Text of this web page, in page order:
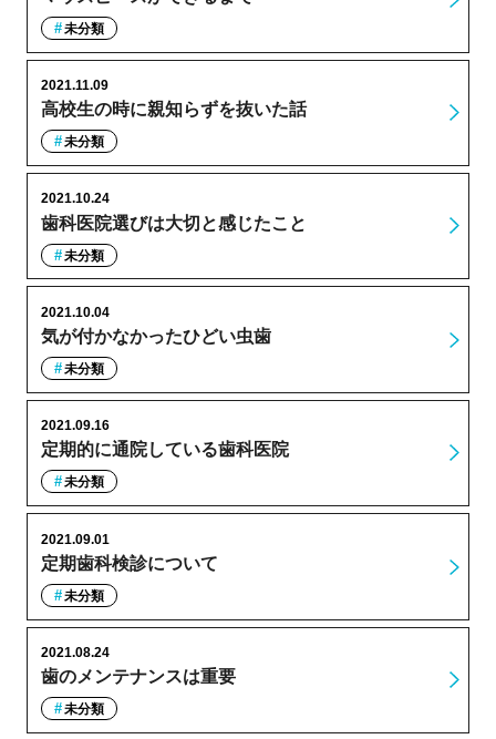
未分類
高校生の時に親知らずを抜いた話
2021.11.09
未分類
歯科医院選びは大切と感じたこと
2021.10.24
未分類
気が付かなかったひどい虫歯
2021.10.04
未分類
定期的に通院している歯科医院
2021.09.16
未分類
定期歯科検診について
2021.09.01
未分類
歯のメンテナンスは重要
2021.08.24
未分類